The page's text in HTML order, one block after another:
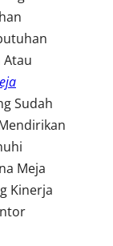
Atau
Sudah
Meja
Kinerja